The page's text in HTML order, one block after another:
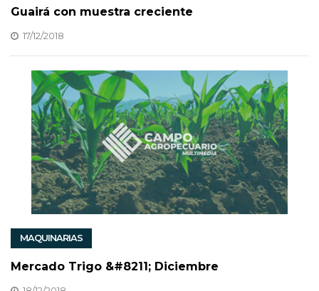
Guairá con muestra creciente
17/12/2018
MAQUINARIAS
Mercado Trigo &#8211; Diciembre